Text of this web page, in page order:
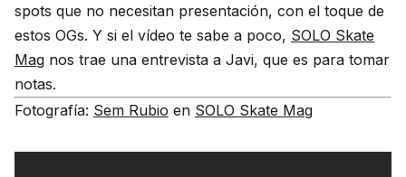
spots que no necesitan presentación, con el toque de
estos OGs. Y si el vídeo te sabe a poco, SOLO Skate
Mag nos trae una entrevista a Javi, que es para tomar
notas.
Fotografía: Sem Rubio en SOLO Skate Mag